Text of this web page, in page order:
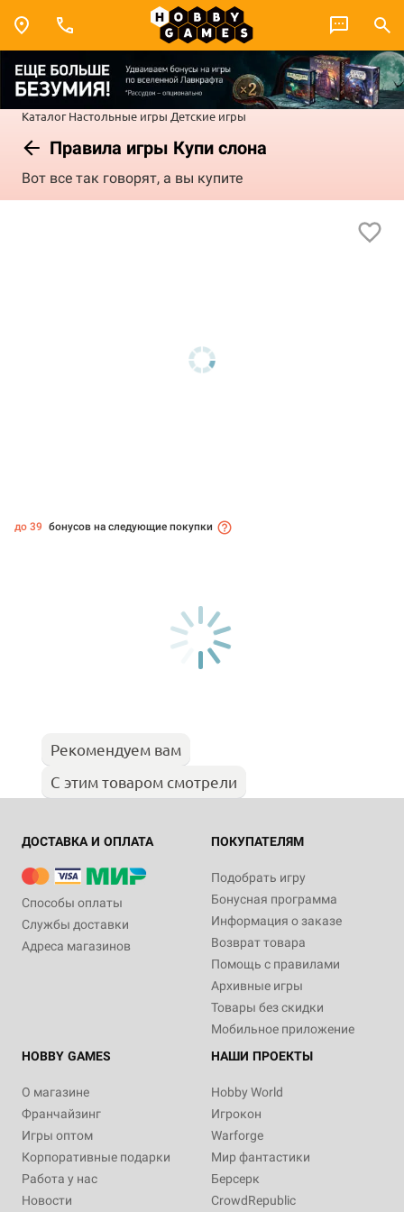
Каталог Настольные игры Детские игры
Правила игры Купи слона
Вот все так говорят, а вы купите
до 39 бонусов на следующие покупки
Рекомендуем вам
С этим товаром смотрели
ДОСТАВКА И ОПЛАТА
Способы оплаты
Службы доставки
Адреса магазинов
ПОКУПАТЕЛЯМ
Подобрать игру
Бонусная программа
Информация о заказе
Возврат товара
Помощь с правилами
Архивные игры
Товары без скидки
Мобильное приложение
HOBBY GAMES
О магазине
Франчайзинг
Игры оптом
Корпоративные подарки
Работа у нас
Новости
НАШИ ПРОЕКТЫ
Hobby World
Игрокон
Warforge
Мир фантастики
Берсерк
CrowdRepublic